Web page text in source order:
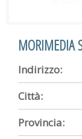
MORIMEDIA
Indirizzo:
Città:
Provincia: